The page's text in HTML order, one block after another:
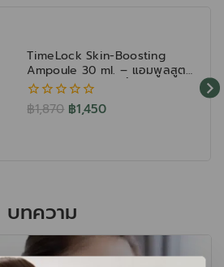
TimeLock Skin-Boosting
Ampoule 30 ml. – แอมพูลสูตร
เข้มข้น เติมความชุ่มชื้น กระชับผิว
ลดเลือนริ้วรอย
0
฿1,870 ฿1,450
บทความ